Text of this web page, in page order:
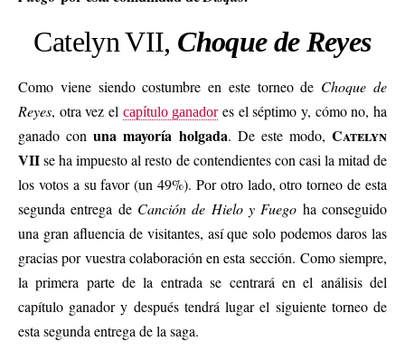
Catelyn VII, Choque de Reyes
Como viene siendo costumbre en este torneo de Choque de
Reyes, otra vez el capítulo ganadores el séptimo y, cómo no, ha
ganado conuna mayoría holgada. De este modo, Catelyn
VIIse ha impuesto al resto de contendientes con casi la mitad de
los votos a su favor (un 49%). Por otro lado, otro torneo de esta
segunda entrega de Canción de Hielo y Fuego ha conseguido
una gran afluencia de visitantes, así que solo podemos daros las
gracias por vuestra colaboración en esta sección. Como siempre,
la primera parte de la entrada se centrará en el análisis del
capítulo ganador y después tendrá lugar el siguiente torneo de
esta segunda entrega de la saga.